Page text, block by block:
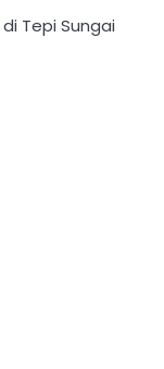
Tepi Sungai